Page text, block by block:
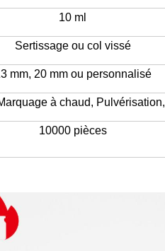
10 ml
Sertissage ou col vissé
mm, 20 mm ou personnalisé
à chaud, Pulvérisation,
10000 pièces